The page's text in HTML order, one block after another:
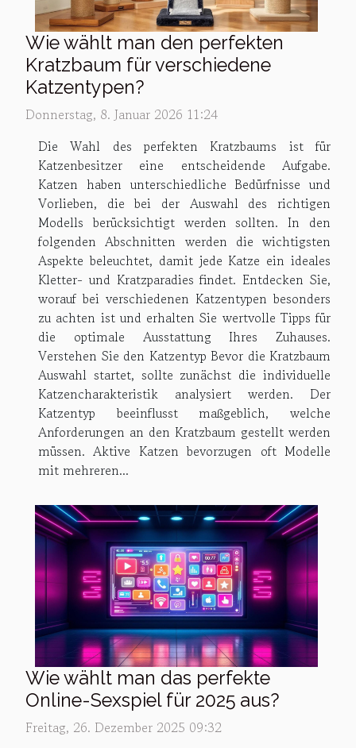
Wie wählt man den perfekten
Kratzbaum für verschiedene
Katzentypen?
Donnerstag, 8. Januar 2026 11:24
Die Wahl des perfekten Kratzbaums ist für
Katzenbesitzer eine entscheidende Aufgabe.
Katzen haben unterschiedliche Bedürfnisse und
Vorlieben, die bei der Auswahl des richtigen
Modells berücksichtigt werden sollten. In den
folgenden Abschnitten werden die wichtigsten
Aspekte beleuchtet, damit jede Katze ein ideales
Kletter- und Kratzparadies findet. Entdecken Sie,
worauf bei verschiedenen Katzentypen besonders
zu achten ist und erhalten Sie wertvolle Tipps für
die optimale Ausstattung Ihres Zuhauses.
Verstehen Sie den Katzentyp Bevor die Kratzbaum
Auswahl startet, sollte zunächst die individuelle
Katzencharakteristik analysiert werden. Der
Katzentyp beeinflusst maßgeblich, welche
Anforderungen an den Kratzbaum gestellt werden
müssen. Aktive Katzen bevorzugen oft Modelle
mit mehreren...
Wie wählt man das perfekte
Online-Sexspiel für 2025 aus?
Freitag, 26. Dezember 2025 09:32